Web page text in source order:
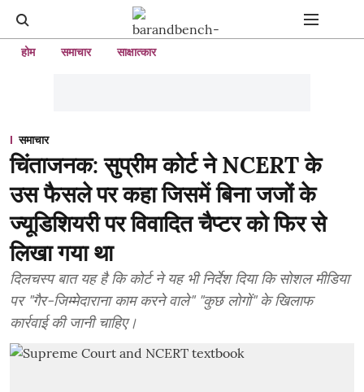
होम समाचार साक्षात्कार
समाचार
चिंताजनक: सुप्रीम कोर्ट ने NCERT के
उस फैसले पर कहा जिसमें बिना जजों के
ज्यूडिशियरी पर विवादित चैप्टर को फिर से
लिखा गया था
दिलचस्प बात यह है कि कोर्ट ने यह भी निर्देश दिया कि सोशल मीडिया
पर "गैर-जिम्मेदाराना काम करने वाले" "कुछ लोगों" के खिलाफ
कार्रवाई की जानी चाहिए।